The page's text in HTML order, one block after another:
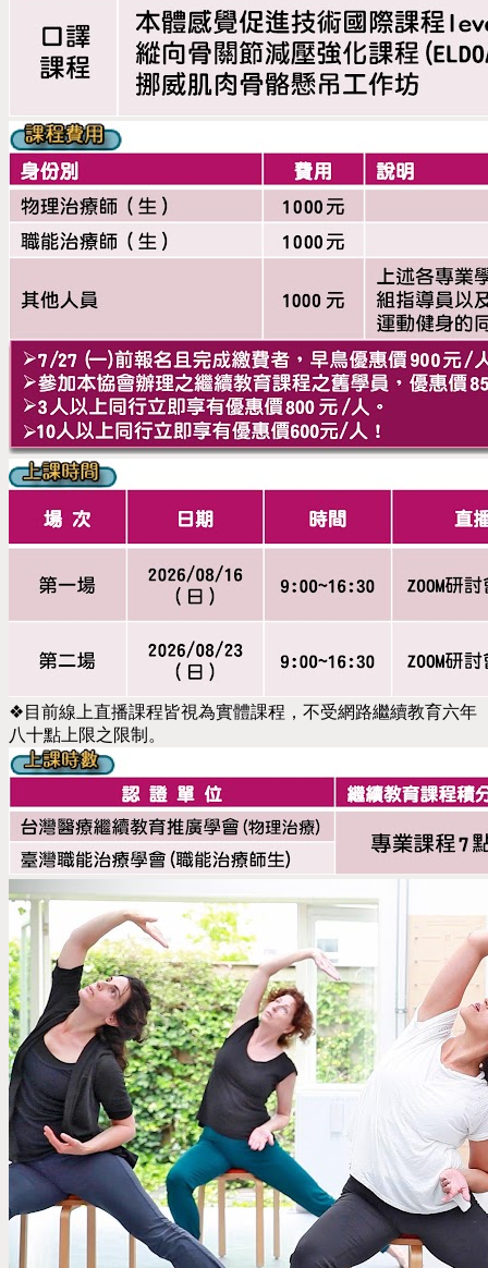
❖目前線上直播課程皆視為實體課程，不受網路繼續教育六年
八十點上限之限制。